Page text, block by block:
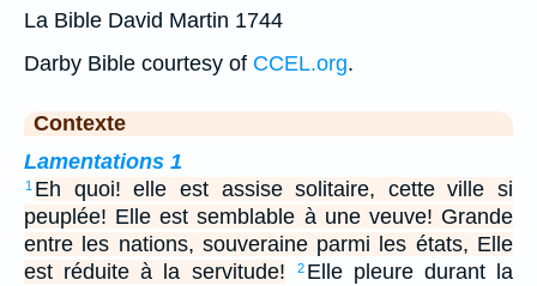
La Bible David Martin 1744
Darby Bible courtesy of CCEL.org.
Contexte
Lamentations 1
1 Eh quoi! elle est assise solitaire, cette ville si
peuplée! Elle est semblable à une veuve! Grande
entre les nations, souveraine parmi les états, Elle
est réduite à la servitude!
2 Elle pleure durant la